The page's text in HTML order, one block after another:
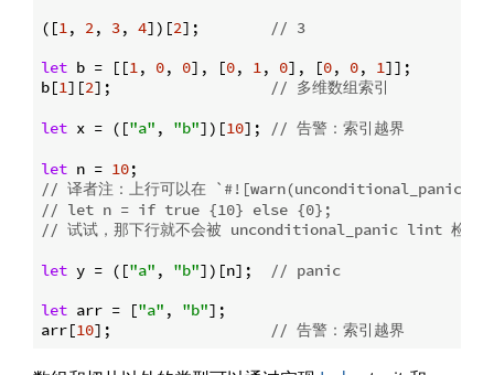
([1, 2, 3, 4])[2];
// 3
let b = [[1, 0, 0], [0, 1, 0], [0, 0, 1]];
b[1][2]; // 多维数组索引
let x = (["a" , "b"])[10]; // 告警：索引越界
let n = 10
// 译者注：上行可以在 `#![warn(unconditional_panic)]`
// let n = if true {10} else {0};
// 试试，那下行就不会被 unconditional_panic lint 检查
let y = (["a" , "b"])[n];
// panic
let arr = ["a" , "b"];
arr[10]; // 告警：索引越界